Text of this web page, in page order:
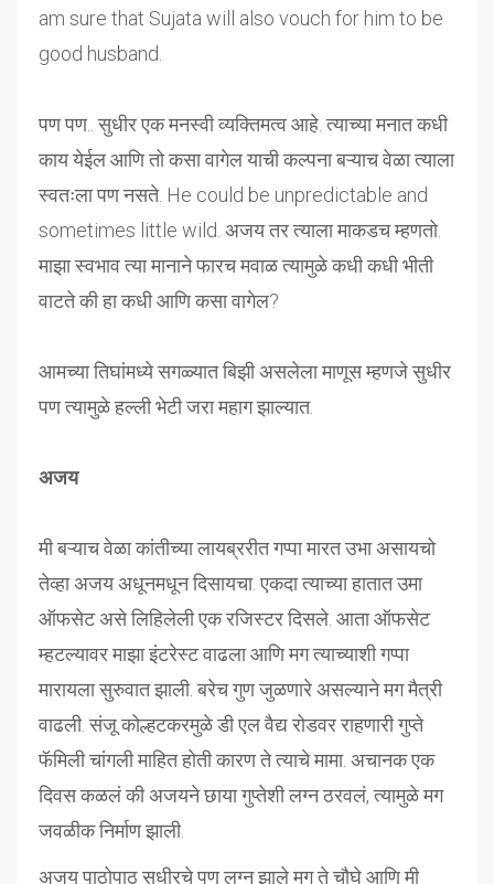
am sure that Sujata will also vouch for him to be
good husband.
पण पण.. सुधीर एक मनस्वी व्यक्तिमत्व आहे. त्याच्या मनात कधी
काय येईल आणि तो कसा वागेल याची कल्पना बऱ्याच वेळा त्याला
स्वतःला पण नसते. He could be unpredictable and
sometimes little wild. अजय तर त्याला माकडच म्हणतो.
माझा स्वभाव त्या मानाने फारच मवाळ त्यामुळे कधी कधी भीती
वाटते की हा कधी आणि कसा वागेल?
आमच्या तिघांमध्ये सगळ्यात बिझी असलेला माणूस म्हणजे सुधीर
पण त्यामुळे हल्ली भेटी जरा महाग झाल्यात.
अजय
मी बऱ्याच वेळा कांतीच्या लायब्ररीत गप्पा मारत उभा असायचो
तेव्हा अजय अधूनमधून दिसायचा. एकदा त्याच्या हातात उमा
ऑफसेट असे लिहिलेली एक रजिस्टर दिसले. आता ऑफसेट
म्हटल्यावर माझा इंटरेस्ट वाढला आणि मग त्याच्याशी गप्पा
मारायला सुरुवात झाली. बरेच गुण जुळणारे असल्याने मग मैत्री
वाढली. संजू कोल्हटकरमुळे डी एल वैद्य रोडवर राहणारी गुप्ते
फॅमिली चांगली माहित होती कारण ते त्याचे मामा. अचानक एक
दिवस कळलं की अजयने छाया गुप्तेशी लग्न ठरवलं, त्यामुळे मग
जवळीक निर्माण झाली.
अजय पाठोपाठ सुधीरचे पण लग्न झाले मग ते चौघे आणि मी